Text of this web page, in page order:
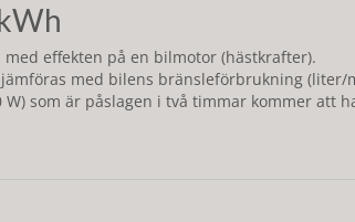
med effekten på en bilmotor (hästkrafter).
jämföras med bilens bränsleförbrukning (liter/
W) som är påslagen i två timmar kommer att